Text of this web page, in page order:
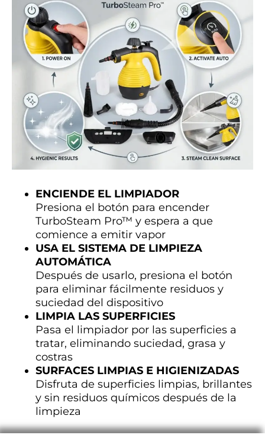
ENCIENDE EL LIMPIADOR
Presiona el botón para encender
TurboSteam Pro™ y espera a que
comience a emitir vapor
USA EL SISTEMA DE LIMPIEZA
AUTOMÁTICA
Después de usarlo, presiona el botón
para eliminar fácilmente residuos y
suciedad del dispositivo
LIMPIA LAS SUPERFICIES
Pasa el limpiador por las superficies a
tratar, eliminando suciedad, grasa y
costras
SURFACES LIMPIAS E HIGIENIZADAS
Disfruta de superficies limpias, brillantes
y sin residuos químicos después de la
limpieza